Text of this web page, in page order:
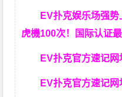
EV扑克娱乐场强
虎機100次！国际认证最
EV扑克官方速记网
EV扑克官方速记网